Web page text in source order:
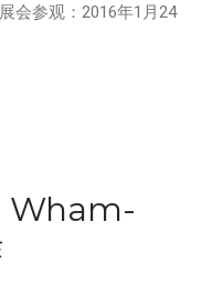
，BZ®和Churchill®参
Wham-O团队：David
会参观：2016年1月24
Wham-